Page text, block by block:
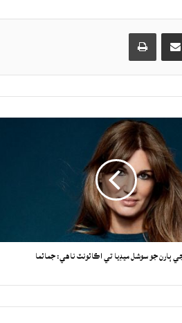
حصيداري ڪريو اي ميل ذريعي
ٻارن جو سوشل ميڊيا تي اڪائونٽ ناهي: جمائما